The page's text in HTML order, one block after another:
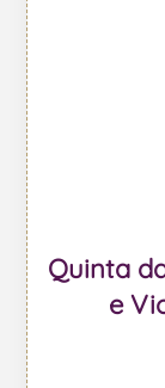
Quinta
e